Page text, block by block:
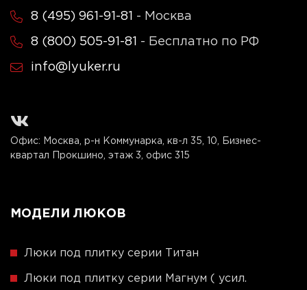
8 (495) 961-91-81 - Москва
8 (800) 505-91-81 - Бесплатно по РФ
info@lyuker.ru
Офис: Москва, р-н Коммунарка, кв-л 35, 10, Бизнес-
квартал Прокшино, этаж 3, офис 315
МОДЕЛИ ЛЮКОВ
Люки под плитку серии Титан
Люки под плитку серии Магнум ( усил.